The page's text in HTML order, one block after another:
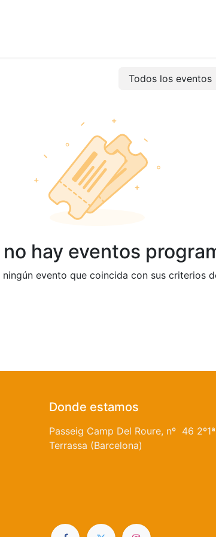
Todos los eventos
hay eventos
evento que coincida con sus criterios
Donde estamos
Passeig Camp Del Roure, nº 46
Terrassa (Barcelona)